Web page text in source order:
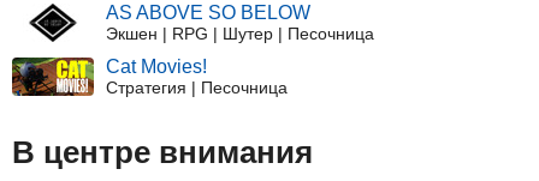
AS ABOVE SO BELOW
Экшен | RPG | Шутер | Песочница
Cat Movies!
Стратегия | Песочница
В центре внимания